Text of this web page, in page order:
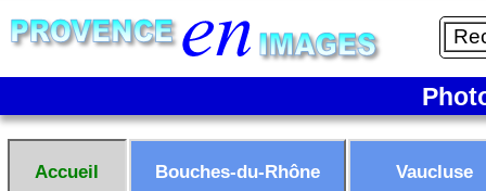
Accueil Bouches-du-Rhône Vaucluse